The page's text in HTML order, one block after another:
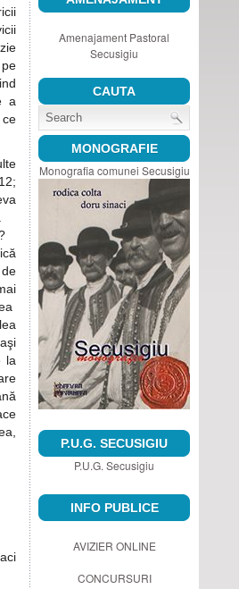
a
ce
la
Amenajament Pastoral
Secusigiu
CAUTA
MONOGRAFIE
Monografia comunei Secusigiu
P.U.G. SECUSIGIU
P.U.G. Secusigiu
INFO PUBLICE
AVIZIER ONLINE
CONCURSURI